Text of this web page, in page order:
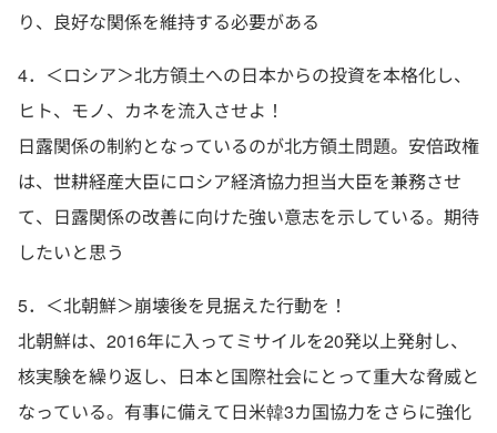
り、良好な関係を維持する必要がある
4．＜ロシア＞北方領土への日本からの投資を本格化し、
ヒト、モノ、カネを流入させよ！
日露関係の制約となっているのが北方領土問題。安倍政権
は、世耕経産大臣にロシア経済協力担当大臣を兼務させ
て、日露関係の改善に向けた強い意志を示している。期待
したいと思う
5．＜北朝鮮＞崩壊後を見据えた行動を！
北朝鮮は、2016年に入ってミサイルを20発以上発射し、
核実験を繰り返し、日本と国際社会にとって重大な脅威と
なっている。有事に備えて日米韓3カ国協力をさらに強化